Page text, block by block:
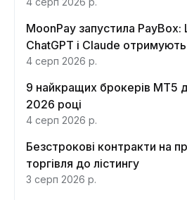
MoonPay запустила PayBox:
ChatGPT і Claude
інтерфейс
4 серп 2026 р.
9 найкращих брокерів MT5
2026 році
4 серп 2026 р.
Безстрокові контракти на
торгівля до лістингу
3 серп 2026 р.